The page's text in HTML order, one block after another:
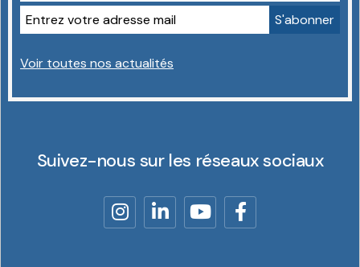
Voir toutes nos actualités
Suivez-nous sur les réseaux sociaux